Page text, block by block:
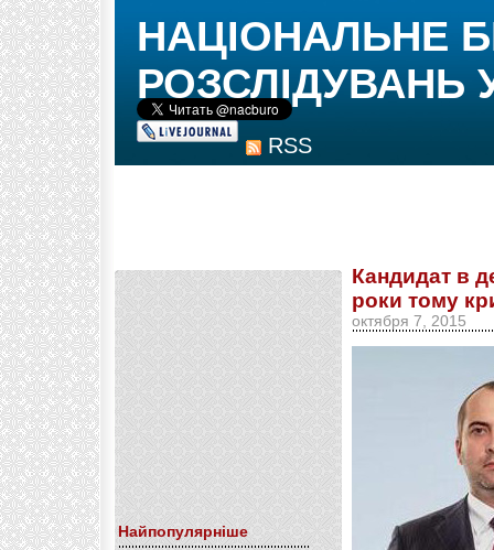
RSS
НАЦІОНАЛЬНЕ
РОЗСЛІДУВАНЬ
Найпопулярніше
Кандидат в
роки тому
октября 7, 2015